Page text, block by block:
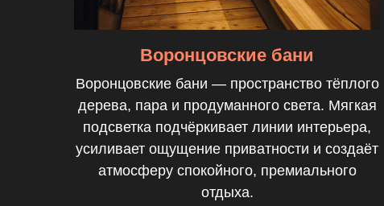
Воронцовские бани
Воронцовские бани — пространство тёплого
дерева, пара и продуманного света. Мягкая
подсветка подчёркивает линии интерьера,
усиливает ощущение приватности и создаёт
атмосферу спокойного, премиального
отдыха.